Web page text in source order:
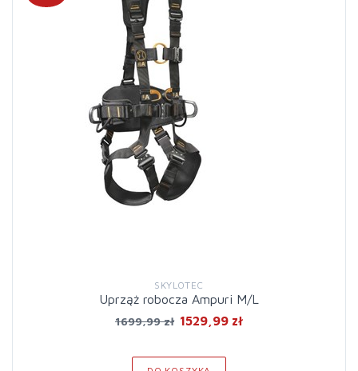
SKYLOTEC
Uprząż robocza Ampuri M/L
1699,99 zł 1529,99 zł